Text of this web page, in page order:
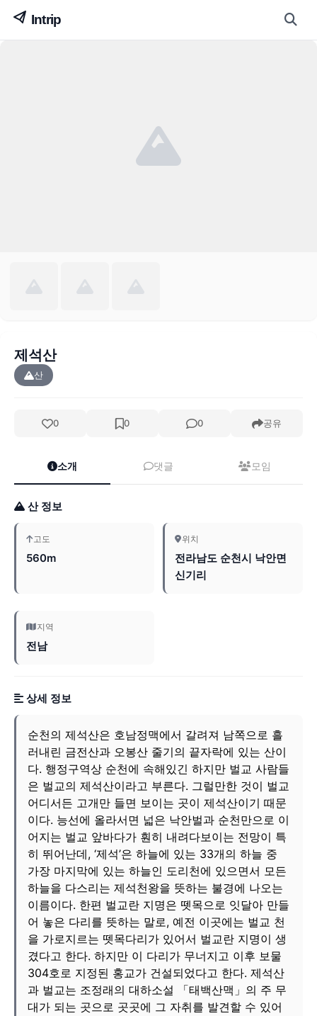
제석산
산
0 0 0 공유
소개 댓글 모임
산 정보
고도
560m
위치
전라남도 순천시 낙안면
신기리
지역
전남
상세 정보
순천의 제석산은 호남정맥에서 갈려져 남쪽으로 흘
러내린 금전산과 오봉산 줄기의 끝자락에 있는 산이
다. 행정구역상 순천에 속해있긴 하지만 벌교 사람들
은 벌교의 제석산이라고 부른다. 그럴만한 것이 벌교
어디서든 고개만 들면 보이는 곳이 제석산이기 때문
이다. 능선에 올라서면 넓은 낙안벌과 순천만으로 이
어지는 벌교 앞바다가 훤히 내려다보이는 전망이 특
히 뛰어난데, ‘제석’은 하늘에 있는 33개의 하늘 중
가장 마지막에 있는 하늘인 도리천에 있으면서 모든
하늘을 다스리는 제석천왕을 뜻하는 불경에 나오는
이름이다. 한편 벌교란 지명은 뗏목으로 잇달아 만들
어 놓은 다리를 뜻하는 말로, 예전 이곳에는 벌교 천
을 가로지르는 뗏목다리가 있어서 벌교란 지명이 생
겼다고 한다. 하지만 이 다리가 무너지고 이후 보물
304호로 지정된 홍교가 건설되었다고 한다. 제석산
과 벌교는 조정래의 대하소설 「태백산맥」의 주 무
대가 되는 곳으로 곳곳에 그 자취를 발견할 수 있어